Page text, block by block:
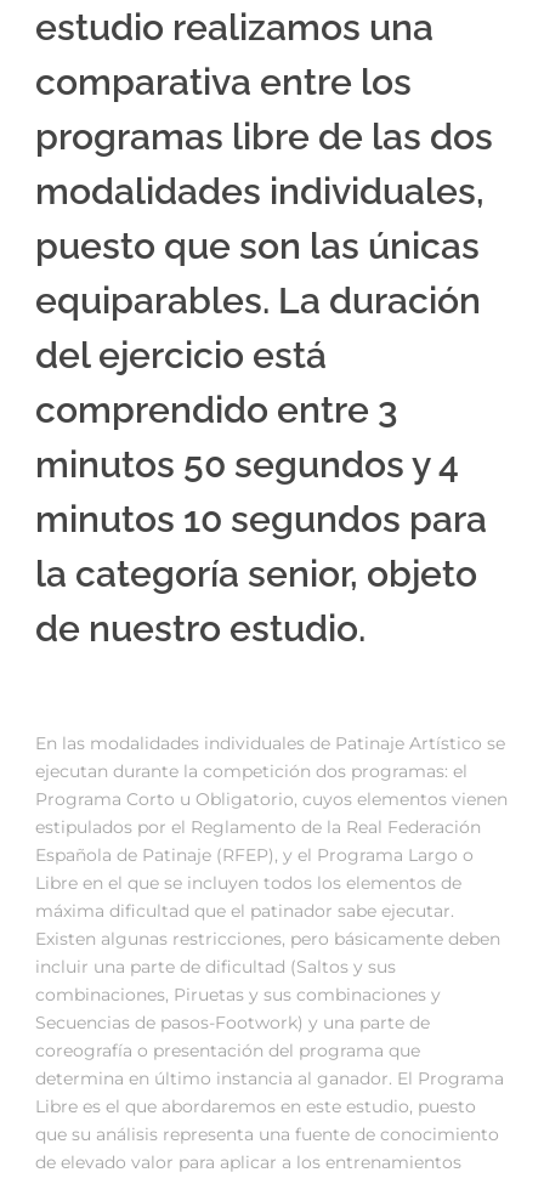
estudio realizamos una
comparativa entre los
programas libre de las dos
modalidades individuales,
puesto que son las únicas
equiparables. La duración
del ejercicio está
comprendido entre 3
minutos 50 segundos y 4
minutos 10 segundos para
la categoría senior, objeto
de nuestro estudio.
En las modalidades individuales de Patinaje Artístico se
ejecutan durante la competición dos programas: el
Programa Corto u Obligatorio, cuyos elementos vienen
estipulados por el Reglamento de la Real Federación
Española de Patinaje (RFEP), y el Programa Largo o
Libre en el que se incluyen todos los elementos de
máxima dificultad que el patinador sabe ejecutar.
Existen algunas restricciones, pero básicamente deben
incluir una parte de dificultad (Saltos y sus
combinaciones, Piruetas y sus combinaciones y
Secuencias de pasos-Footwork) y una parte de
coreografía o presentación del programa que
determina en último instancia al ganador. El Programa
Libre es el que abordaremos en este estudio, puesto
que su análisis representa una fuente de conocimiento
de elevado valor para aplicar a los entrenamientos